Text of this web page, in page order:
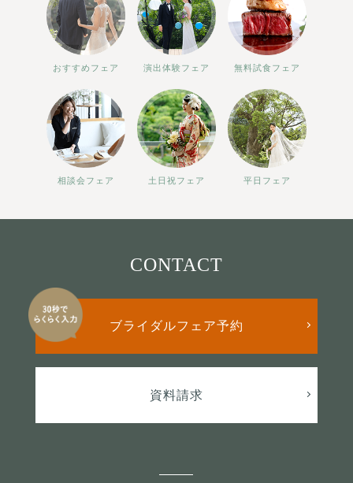
おすすめフェア 演出体験フェア 無料試食フェア
相談会フェア 土日祝フェア 平日フェア
CONTACT
ブライダルフェア予約
資料請求